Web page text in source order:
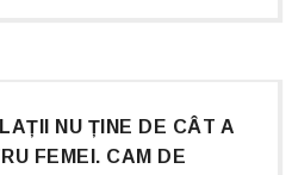
NU ȚINE DE CÂT A
FEMEI. CAM DE